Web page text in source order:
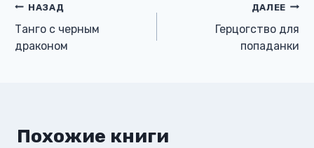
Навигация
по
НАЗАД
Танго с черным
драконом
ДАЛЕЕ
Герцогство для
попаданки
Похожие книги